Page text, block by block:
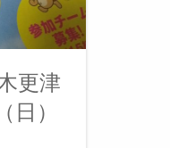
更津
）